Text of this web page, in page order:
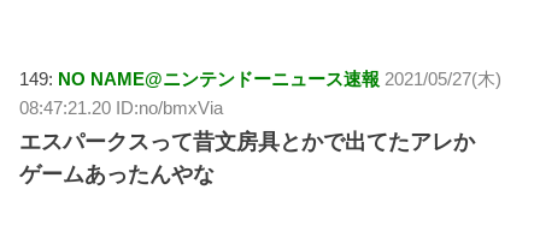
149: NO NAME@ニンテンドーニュース速報 2021/05/27(木)
08:47:21.20 ID:no/bmxVia
エスパークスって昔文房具とかで出てたアレか
ゲームあったんやな